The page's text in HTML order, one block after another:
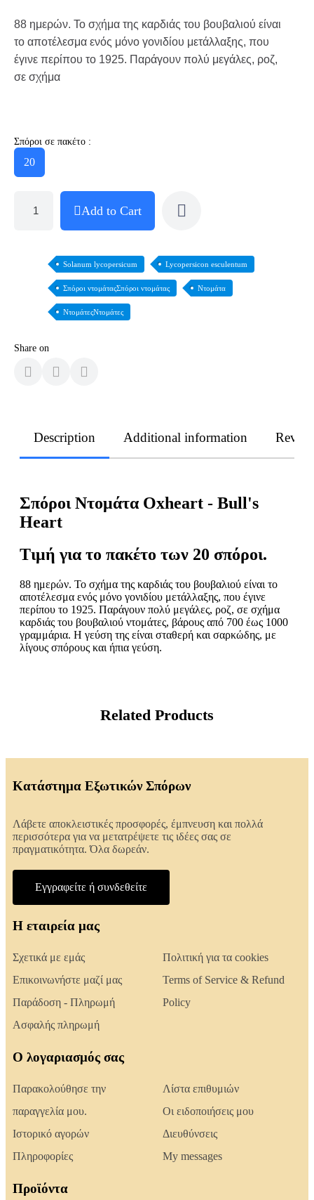
88 ημερών. Το σχήμα της καρδιάς του βουβαλιού είναι
το αποτέλεσμα ενός μόνο γονιδίου μετάλλαξης, που
έγινε περίπου το 1925. Παράγουν πολύ μεγάλες, ροζ,
σε σχήμα
Σπόροι σε πακέτο :
20
Add to Cart
Solanum lycopersicum Lycopersicon esculentum
Σπόροι ντομάταςΣπόροι ντομάτας Ντομάτα
ΝτομάτεςΝτομάτες
Share on
Description Additional information
Σπόροι Ντομάτα Oxheart - Bull's
Heart
Τιμή για το πακέτο των 20 σπόροι.
88 ημερών. Το σχήμα της καρδιάς του βουβαλιού είναι το
αποτέλεσμα ενός μόνο γονιδίου μετάλλαξης, που έγινε
περίπου το 1925. Παράγουν πολύ μεγάλες, ροζ, σε σχήμα
καρδιάς του βουβαλιού ντομάτες, βάρους από 700 έως 1000
γραμμάρια. Η γεύση της είναι σταθερή και σαρκώδης, με
λίγους σπόρους και ήπια γεύση.
Related Products
Κατάστημα Εξωτικών Σπόρων
Λάβετε αποκλειστικές προσφορές, έμπνευση και πολλά
περισσότερα για να μετατρέψετε τις ιδέες σας σε
πραγματικότητα. Όλα δωρεάν.
Εγγραφείτε ή συνδεθείτε
Η εταιρεία μας
Σχετικά με εμάς
Επικοινωνήστε μαζί μας
Παράδοση - Πληρωμή
Ασφαλής πληρωμή
Πολιτική για τα cookies
Terms of Service & Refund
Policy
Ο λογαριασμός σας
Παρακολούθησε την
παραγγελία μου.
Ιστορικό αγορών
Πληροφορίες
Λίστα επιθυμιών
Οι ειδοποιήσεις μου
Διευθύνσεις
My messages
Προϊόντα